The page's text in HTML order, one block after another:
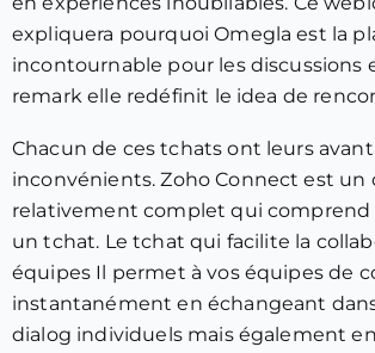
expliquera pourquoi Omegla est la
incontournable pour les discussions
remark elle redéfinit le idea de
Chacun de ces tchats ont leurs
inconvénients. Zoho Connect est un
relativement complet qui
un tchat. Le tchat qui facilite la
équipes Il permet à vos équipes de
instantanément en échangeant
dialog individuels mais également